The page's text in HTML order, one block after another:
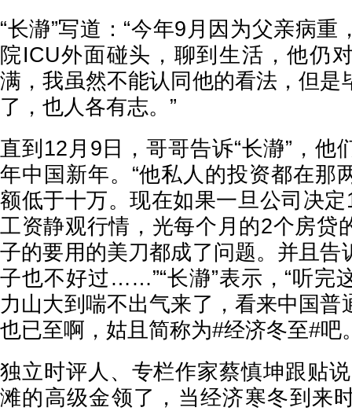
“长瀞”写道：“今年9月因为父亲病
院ICU外面碰头，聊到生活，他仍
满，我虽然不能认同他的看法，但是
了，也人各有志。”
直到12月9日，哥哥告诉“长瀞”，他
年中国新年。“他私人的投资都在那
额低于十万。现在如果一旦公司决
工资静观行情，光每个月的2个房贷
子的要用的美刀都成了问题。并且告
子也不好过……”“长瀞”表示，“听完
力山大到喘不出气来了，看来中国普
也已至啊，姑且简称为#经济冬至#吧
独立时评人、专栏作家蔡慎坤跟贴
滩的高级金领了，当经济寒冬到来